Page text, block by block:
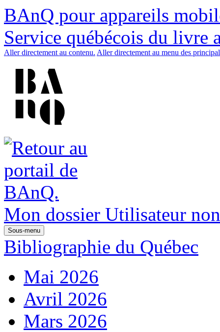
BAnQ pour appareils
Service québécois du livre
Aller directement au contenu. Aller directement au menu des
Mon dossier Utilisateur
Sous-menu
Bibliographie du Québec
Mai 2026
Avril 2026
Mars 2026